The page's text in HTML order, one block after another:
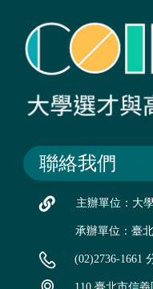
聯絡我們
主辦單位：大
承辦單位：臺
(02)2736-1661